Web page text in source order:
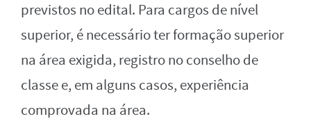
previstos no edital. Para cargos de nível
superior, é necessário ter formação superior
na área exigida, registro no conselho de
classe e, em alguns casos, experiência
comprovada na área.